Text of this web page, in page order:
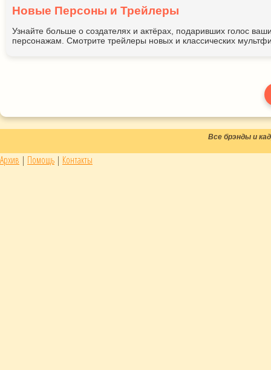
Новые Персоны и Трейлеры
Узнайте больше о создателях и актёрах, подаривших голос
персонажам. Смотрите трейлеры новых и классических
Все брэнды и
Архив | Помощь | Контакты